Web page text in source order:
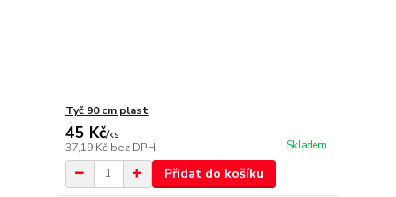
Tyč 90 cm plast
45 Kč/ks
37,19 Kč bez DPH Skladem
Přidat do košíku